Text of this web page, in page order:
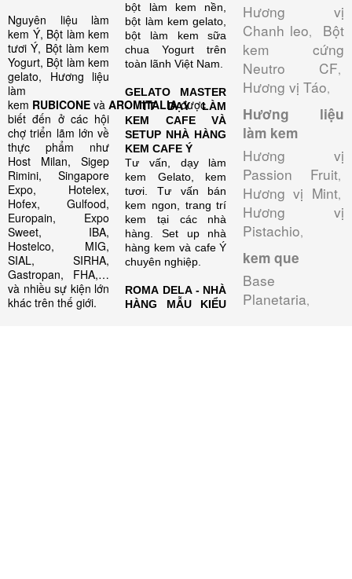
Nguyên liệu làm
kem Ý, Bột làm kem
tươi Ý, Bột làm kem
Yogurt, Bột làm kem
gelato, Hương liệu
làm
kem RUBICONE và AROMITALIAđược
biết đến ở các hội
chợ triển lãm lớn về
thực phẩm như
Host Milan, Sigep
Rimini, Singapore
Expo, Hotelex,
Hofex, Gulfood,
Europain, Expo
Sweet, IBA,
Hostelco, MIG,
SIAL, SIRHA,
Gastropan, FHA,…
và nhiều sự kiện lớn
khác trên thế giới.
bột làm kem nền,
bột làm kem gelato,
bột làm kem sữa
chua Yogurt trên
toàn lãnh Việt Nam.
GELATO MASTER
- TT DẠY LÀM
KEM CAFE VÀ
SETUP NHÀ HÀNG
KEM CAFE Ý
Tư vấn, dạy làm
kem Gelato, kem
tươi. Tư vấn bán
kem ngon, trang trí
kem tại các nhà
hàng. Set up nhà
hàng kem và cafe Ý
chuyên nghiệp.
ROMA DELA - NHÀ
HÀNG MẪU KIỂU
Hương vị
Chanh leo, Bột
kem cứng
Neutro CF,
Hương vị Táo,
Hương liệu
làm kem
Hương vị
Passion Fruit,
Hương vị Mint,
Hương vị
Pistachio,
kem que
Base
Planetaria,